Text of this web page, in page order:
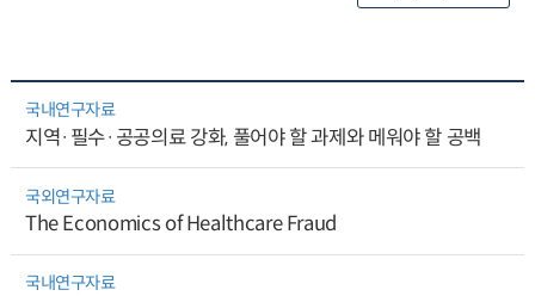
국내연구자료
지역·필수·공공의료 강화, 풀어야 할 과제와 메워야 할 공백
국외연구자료
The Economics of Healthcare Fraud
국내연구자료